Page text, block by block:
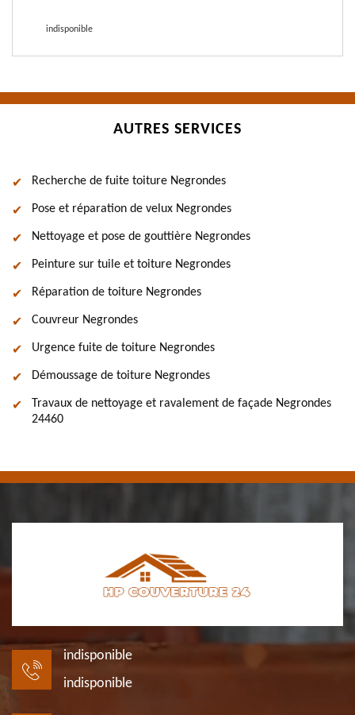
indisponible
AUTRES SERVICES
Recherche de fuite toiture Negrondes
Pose et réparation de velux Negrondes
Nettoyage et pose de gouttière Negrondes
Peinture sur tuile et toiture Negrondes
Réparation de toiture Negrondes
Couvreur Negrondes
Urgence fuite de toiture Negrondes
Démoussage de toiture Negrondes
Travaux de nettoyage et ravalement de façade Negrondes
24460
indisponible
indisponible